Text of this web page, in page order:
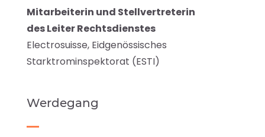
Mitarbeiterin und Stellvertreterin
des Leiter Rechtsdienstes
Electrosuisse, Eidgenössisches
Starktrominspektorat (ESTI)
Werdegang